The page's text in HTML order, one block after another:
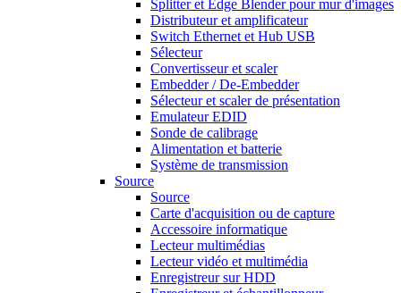
Splitter et Edge Blender pour mur d'images
Distributeur et amplificateur
Switch Ethernet et Hub USB
Sélecteur
Convertisseur et scaler
Embedder / De-Embedder
Sélecteur et scaler de présentation
Emulateur EDID
Sonde de calibrage
Alimentation et batterie
Système de transmission
Source
Source
Carte d'acquisition ou de capture
Accessoire informatique
Lecteur multimédias
Lecteur vidéo et multimédia
Enregistreur sur HDD